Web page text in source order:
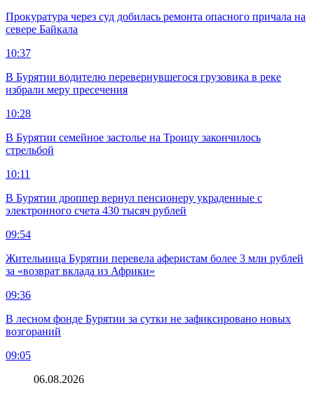
Прокуратура через суд добилась ремонта опасного причала на
севере Байкала
10:37
В Бурятии водителю перевернувшегося грузовика в реке
избрали меру пресечения
10:28
В Бурятии семейное застолье на Троицу закончилось
стрельбой
10:11
В Бурятии дроппер вернул пенсионеру украденные с
электронного счета 430 тысяч рублей
09:54
Жительница Бурятии перевела аферистам более 3 млн рублей
за «возврат вклада из Африки»
09:36
В лесном фонде Бурятии за сутки не зафиксировано новых
возгораний
09:05
06.08.2026